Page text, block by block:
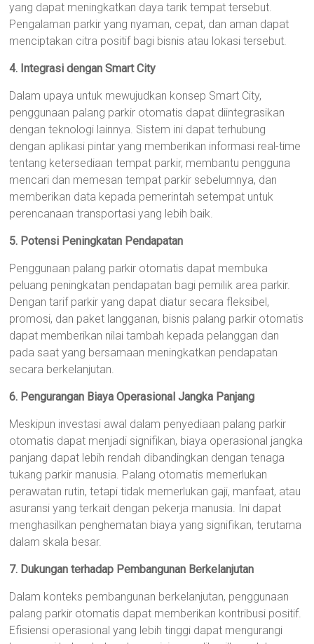
yang dapat meningkatkan daya tarik tempat tersebut.
Pengalaman parkir yang nyaman, cepat, dan aman dapat
menciptakan citra positif bagi bisnis atau lokasi tersebut.
4. Integrasi dengan Smart City
Dalam upaya untuk mewujudkan konsep Smart City,
penggunaan palang parkir otomatis dapat diintegrasikan
dengan teknologi lainnya. Sistem ini dapat terhubung
dengan aplikasi pintar yang memberikan informasi real-time
tentang ketersediaan tempat parkir, membantu pengguna
mencari dan memesan tempat parkir sebelumnya, dan
memberikan data kepada pemerintah setempat untuk
perencanaan transportasi yang lebih baik.
5. Potensi Peningkatan Pendapatan
Penggunaan palang parkir otomatis dapat membuka
peluang peningkatan pendapatan bagi pemilik area parkir.
Dengan tarif parkir yang dapat diatur secara fleksibel,
promosi, dan paket langganan, bisnis palang parkir otomatis
dapat memberikan nilai tambah kepada pelanggan dan
pada saat yang bersamaan meningkatkan pendapatan
secara berkelanjutan.
6. Pengurangan Biaya Operasional Jangka Panjang
Meskipun investasi awal dalam penyediaan palang parkir
otomatis dapat menjadi signifikan, biaya operasional jangka
panjang dapat lebih rendah dibandingkan dengan tenaga
tukang parkir manusia. Palang otomatis memerlukan
perawatan rutin, tetapi tidak memerlukan gaji, manfaat, atau
asuransi yang terkait dengan pekerja manusia. Ini dapat
menghasilkan penghematan biaya yang signifikan, terutama
dalam skala besar.
7. Dukungan terhadap Pembangunan Berkelanjutan
Dalam konteks pembangunan berkelanjutan, penggunaan
palang parkir otomatis dapat memberikan kontribusi positif.
Efisiensi operasional yang lebih tinggi dapat mengurangi